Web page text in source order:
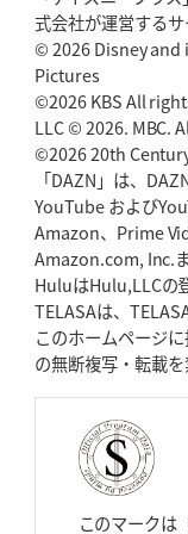
「悲運の闘将」宮地克実
2026年4月30日(木)更新
BR東京、「ユニバーサ
ゴール
2026年4月23日(木)更新
元代表ラピース、今季
2026年4月16日(木)更新
BL東京「強化拠点」を
た空間」
2026年4月9日(木)更新
スティーラーズ、名門復
2026年4月2日(木)更新
式会社が運営するサ
© 2026 Disney
Pictures
©2026 KBS All
LLC © 2026. MBC.
©2026 20th
「DAZN」は、
YouTube および
Amazon、Prime
Amazon.com, Inc.
HuluはHulu,LLCの
TELASAは、
このホームページ
の無断複写・転載を
このマーク